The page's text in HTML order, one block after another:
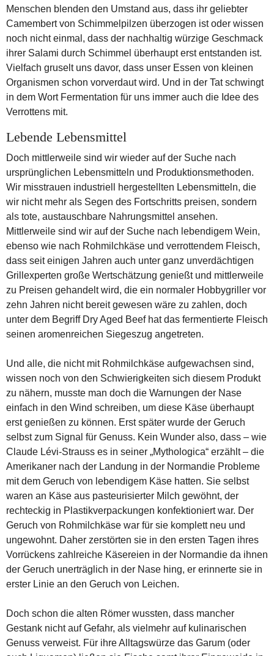
Menschen blenden den Umstand aus, dass ihr geliebter
Camembert von Schimmelpilzen überzogen ist oder wissen
noch nicht einmal, dass der nachhaltig würzige Geschmack
ihrer Salami durch Schimmel überhaupt erst entstanden ist.
Vielfach gruselt uns davor, dass unser Essen von kleinen
Organismen schon vorverdaut wird. Und in der Tat schwingt
in dem Wort Fermentation für uns immer auch die Idee des
Verrottens mit.
Lebende Lebensmittel
Doch mittlerweile sind wir wieder auf der Suche nach
ursprünglichen Lebensmitteln und Produktionsmethoden.
Wir misstrauen industriell hergestellten Lebensmitteln, die
wir nicht mehr als Segen des Fortschritts preisen, sondern
als tote, austauschbare Nahrungsmittel ansehen.
Mittlerweile sind wir auf der Suche nach lebendigem Wein,
ebenso wie nach Rohmilchkäse und verrottendem Fleisch,
dass seit einigen Jahren auch unter ganz unverdächtigen
Grillexperten große Wertschätzung genießt und mittlerweile
zu Preisen gehandelt wird, die ein normaler Hobbygriller vor
zehn Jahren nicht bereit gewesen wäre zu zahlen, doch
unter dem Begriff Dry Aged Beef hat das fermentierte Fleisch
seinen aromenreichen Siegeszug angetreten.
Und alle, die nicht mit Rohmilchkäse aufgewachsen sind,
wissen noch von den Schwierigkeiten sich diesem Produkt
zu nähern, musste man doch die Warnungen der Nase
einfach in den Wind schreiben, um diese Käse überhaupt
erst genießen zu können. Erst später wurde der Geruch
selbst zum Signal für Genuss. Kein Wunder also, dass – wie
Claude Lévi-Strauss es in seiner „Mythologica“ erzählt – die
Amerikaner nach der Landung in der Normandie Probleme
mit dem Geruch von lebendigem Käse hatten. Sie selbst
waren an Käse aus pasteurisierter Milch gewöhnt, der
rechteckig in Plastikverpackungen konfektioniert war. Der
Geruch von Rohmilchkäse war für sie komplett neu und
ungewohnt. Daher zerstörten sie in den ersten Tagen ihres
Vorrückens zahlreiche Käsereien in der Normandie da ihnen
der Geruch unerträglich in der Nase hing, er erinnerte sie in
erster Linie an den Geruch von Leichen.
Doch schon die alten Römer wussten, dass mancher
Gestank nicht auf Gefahr, als vielmehr auf kulinarischen
Genuss verweist. Für ihre Alltagswürze das Garum (oder